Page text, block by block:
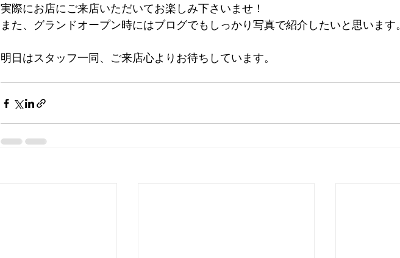
実際にお店にご来店いただいてお楽しみ下さいませ！
また、グランドオープン時にはブログでもしっかり写真で紹介したいと思います。
明日はスタッフ一同、ご来店心よりお待ちしています。